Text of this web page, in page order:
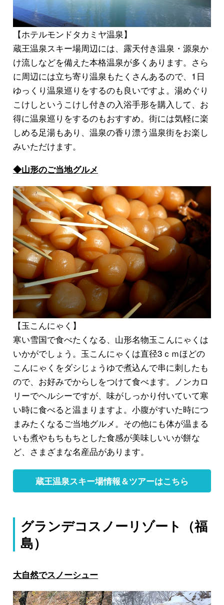
【ホテルモンドタカミヤ温泉】
蔵王温泉スキー場周辺には、 露天付き温泉 ・ 源泉か
け流しなどを備えた本格温泉が多くあります。さら
に周辺には立ち寄り温泉もたくさんあるので、1日
ゆっくり温泉巡りをするのも良いですよ。 湯めぐり
こけし というこけし付きの入浴手形を購入して、お
得に温泉巡りをするのもおすすめ。街には気軽に楽
しめる足湯もあり、温泉の香り漂う温泉街をお楽し
みいただけます。
◆山形のご当地グルメ
【玉こんにゃく】
寒い雪国で食べたくなる、山形名物玉こんにゃく は
いかがでしょう。玉こんにゃくは直径3ｃｍほどの
こんにゃくをダシじょうゆで煮込んで串に刺したも
ので、お好みでからしをつけて食べます。ノンカロ
リーでヘルシーですが、味がしっかり付いていて寒
い時に食べると温まりますよ。小腹がすいた時につ
まみたくなるご当地グルメ。その他にも体が温まる
いも煮やもちもちとした食感が美味しいいが餅な
ど、さまざまな名産品があります。
蔵王温泉スキー場情報＆ツアーはこちら
グランデコスノーリゾート（福
島）
大自然でスノーシュー